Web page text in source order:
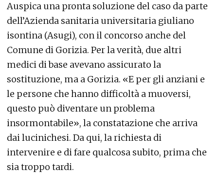
Auspica una pronta soluzione del caso da parte
dell’Azienda sanitaria universitaria giuliano
isontina (Asugi), con il concorso anche del
Comune di Gorizia. Per la verità, due altri
medici di base avevano assicurato la
sostituzione, ma a Gorizia. «E per gli anziani e
le persone che hanno difficoltà a muoversi,
questo può diventare un problema
insormontabile», la constatazione che arriva
dai lucinichesi. Da qui, la richiesta di
intervenire e di fare qualcosa subito, prima che
sia troppo tardi.